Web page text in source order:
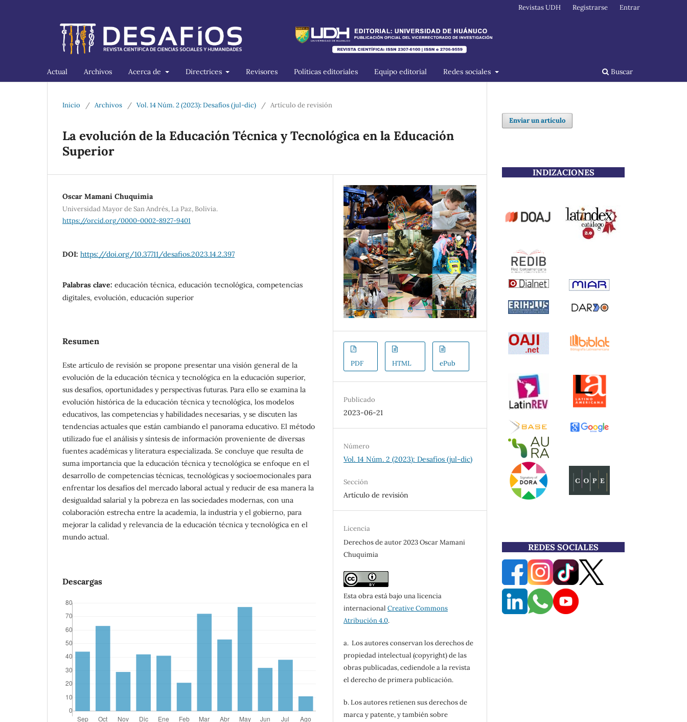
Actual Archivos Acerca de Directrices Revisores Políticas editoriales Equipo editorial Redes sociales Buscar
Revistas UDH Registrarse Entrar
Inicio / Archivos / Vol. 14 Núm. 2 (2023): Desafíos (jul-dic) / Artículo de revisión
La evolución de la Educación Técnica y Tecnológica en la Educación
Superior
Oscar Mamani Chuquimia
Universidad Mayor de San Andrés, La Paz, Bolivia.
https://orcid.org/0000-0002-8927-9401
DOI: https://doi.org/10.37711/desafios.2023.14.2.397
Palabras clave: educación técnica, educación tecnológica, competencias
digitales, evolución, educación superior
Resumen
Este artículo de revisión se propone presentar una visión general de la
evolución de la educación técnica y tecnológica en la educación superior,
sus desafíos, oportunidades y perspectivas futuras. Para ello se examina la
evolución histórica de la educación técnica y tecnológica, los modelos
educativos, las competencias y habilidades necesarias, y se discuten las
tendencias actuales que están cambiando el panorama educativo. El método
utilizado fue el análisis y síntesis de información proveniente de diversas
fuentes académicas y literatura especializada. Se concluye que resulta de
suma importancia que la educación técnica y tecnológica se enfoque en el
desarrollo de competencias técnicas, tecnológicas y socioemocionales para
enfrentar los desafíos del mercado laboral actual y reducir de esa manera la
desigualdad salarial y la pobreza en las sociedades modernas, con una
colaboración estrecha entre la academia, la industria y el gobierno, para
mejorar la calidad y relevancia de la educación técnica y tecnológica en el
mundo actual.
Descargas
PDF HTML ePub
Publicado
2023-06-21
Número
Vol. 14 Núm. 2 (2023): Desafíos (jul-dic)
Sección
Artículo de revisión
Licencia
Derechos de autor 2023 Oscar Mamani
Chuquimia
Esta obra está bajo una licencia
internacionalCreative Commons
Atribución 4.0.
a. Los autores conservan los derechos de
propiedad intelectual (copyright) de las
obras publicadas, cediendole a la revista
el derecho de primera publicación.
b. Los autores retienen sus derechos de
marca y patente, y también sobre
Enviar un artículo
INDIZACIONES
REDES SOCIALES